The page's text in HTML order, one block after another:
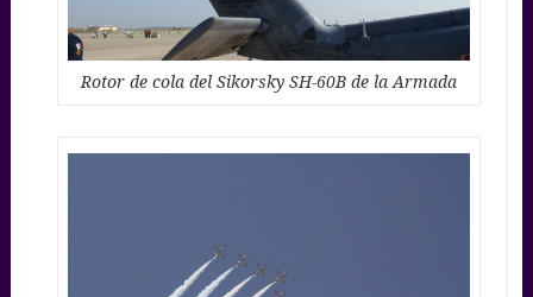
Rotor de cola del Sikorsky SH-60B de la Armada